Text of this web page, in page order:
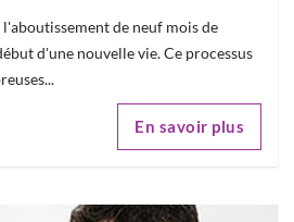
l'aboutissement de neuf mois de
d'une nouvelle vie. Ce processus
En savoir plus